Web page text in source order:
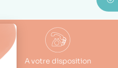
A votre disposition